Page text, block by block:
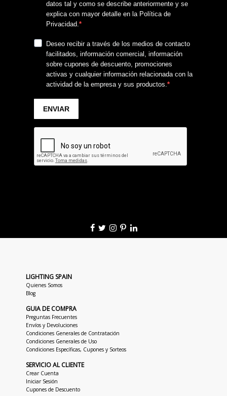
LIGHTING SPAIN
Quienes Somos
Blog
GUIA DE COMPRA
Preguntas Frecuentes
Envíos y Devoluciones
Condiciones Generales de Contratación
Condiciones Generales de Uso
Condiciones Específicas, Cupones y Sorteos
SERVICIO AL CLIENTE
Crear Cuenta
Iniciar Sesión
Cupones de Descuento